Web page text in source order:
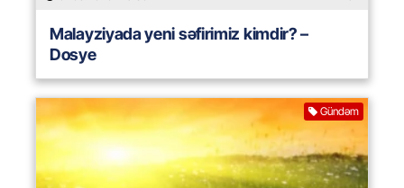
Malayziyada yeni səfirimiz kimdir? –
Dosye
Gündəm